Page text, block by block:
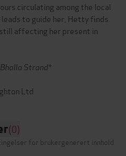
circulating among the local
to guide her, Hetty finds
affecting her present in
Strand*
(0)
for brukergenerert innhold